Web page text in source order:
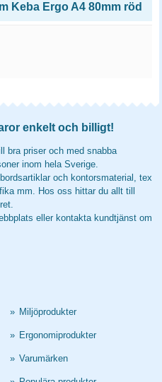
Keba Ergo A4 80mm röd
enkelt och billigt!
bra priser och med snabba
inom hela Sverige.
och kontorsmaterial, tex
mm. Hos oss hittar du allt till
eller kontakta kundtjänst om
» Miljöprodukter
» Ergonomiprodukter
» Varumärken